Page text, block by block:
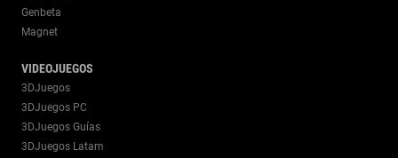
Genbeta
Magnet
VIDEOJUEGOS
3DJuegos
3DJuegos PC
3DJuegos Guías
3DJuegos Latam